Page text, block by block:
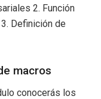
2. Función
Definición de
macros
conocerás los